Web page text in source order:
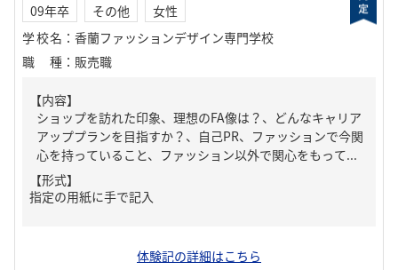
09年卒 その他
女性
学校名 ： 香蘭ファッションデザイン専門学校
職種 ： 販売職
【内容】
ショップを訪れた印象、理想のFA像は？、どんなキャリア
アッププランを目指すか？、自己PR、ファッションで今関
心を持っていること、ファッション以外で関心をもって...
【形式】
指定の用紙に手で記入
体験記の詳細はこちら